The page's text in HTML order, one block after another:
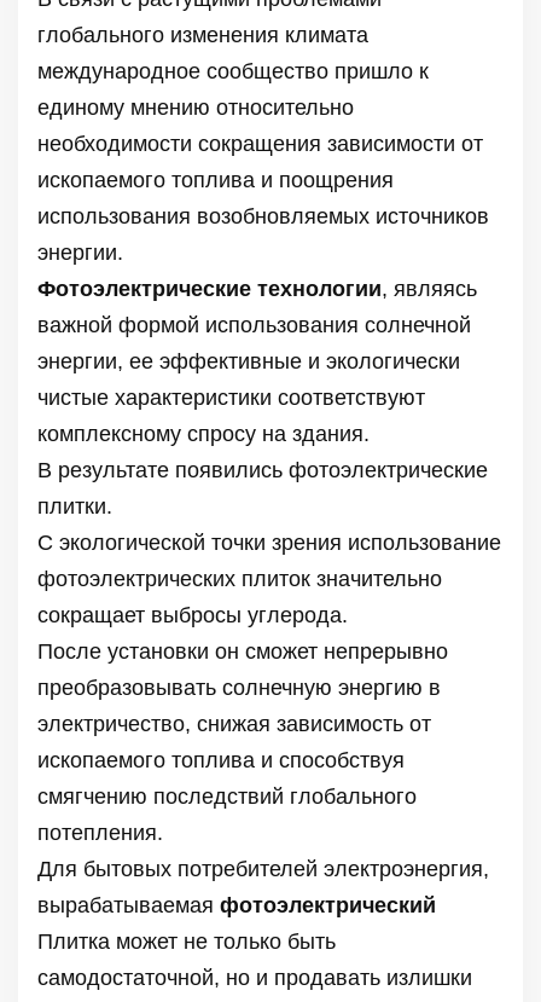
глобального изменения климата
международное сообщество пришло к
единому мнению относительно
необходимости сокращения зависимости от
ископаемого топлива и поощрения
использования возобновляемых источников
энергии.
Фотоэлектрические технологии, являясь
важной формой использования солнечной
энергии, ее эффективные и экологически
чистые характеристики соответствуют
комплексному спросу на здания.
В результате появились фотоэлектрические
плитки.
С экологической точки зрения использование
фотоэлектрических плиток значительно
сокращает выбросы углерода.
После установки он сможет непрерывно
преобразовывать солнечную энергию в
электричество, снижая зависимость от
ископаемого топлива и способствуя
смягчению последствий глобального
потепления.
Для бытовых потребителей электроэнергия,
вырабатываемая фотоэлектрический
Плитка может не только быть
самодостаточной, но и продавать излишки